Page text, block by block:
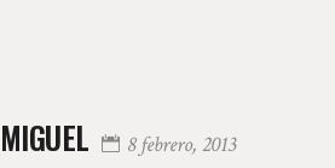
8 febrero, 2013